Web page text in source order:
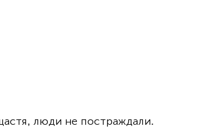
люди не постраждали.